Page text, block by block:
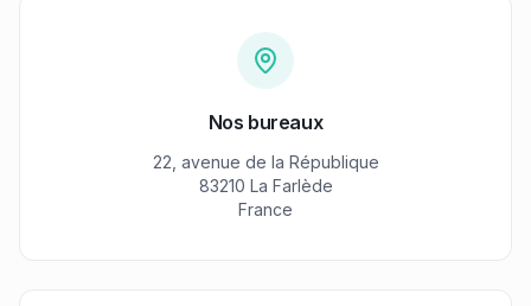
Nos bureaux
22, avenue de la République
83210 La Farlède
France